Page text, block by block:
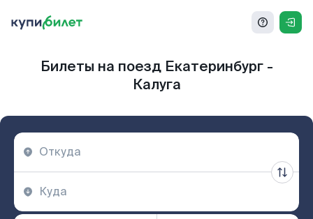
Билеты на поезд Екатеринбург -
Калуга